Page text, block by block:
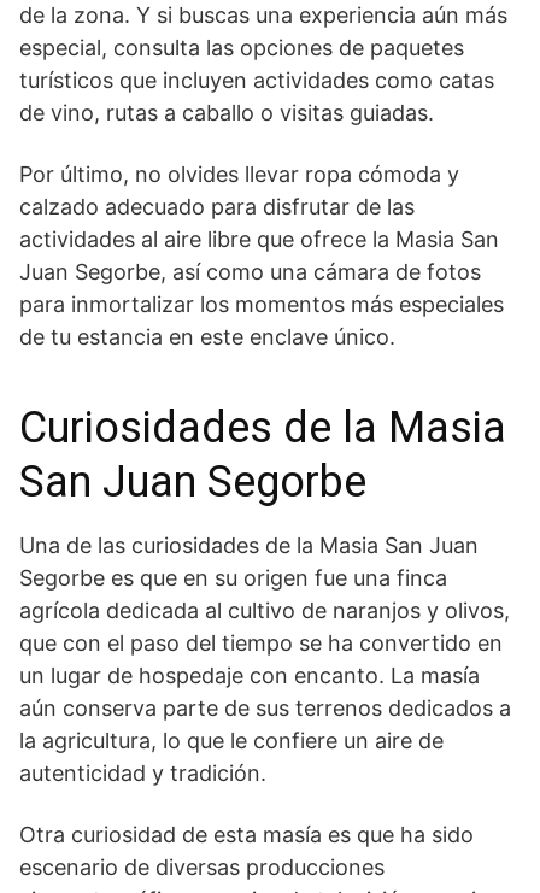
de la zona. Y si buscas una experiencia aún más
especial, consulta las‍ opciones de paquetes
turísticos ⁣que incluyen actividades como catas
de vino, rutas a caballo o visitas guiadas.
Por último, no olvides llevar ropa cómoda y
calzado adecuado para disfrutar de las
actividades al aire libre que ofrece la Masia San
Juan ⁣Segorbe, así como una ‌cámara de fotos
para ‌inmortalizar los momentos más⁣ especiales
de tu estancia en este enclave único.
Curiosidades de la⁤ Masia
San Juan Segorbe
Una de las curiosidades de la Masia San Juan
Segorbe es que⁢ en su origen fue una finca
agrícola dedicada al cultivo⁣ de naranjos y olivos,​
que con el paso del tiempo se ha convertido en
un lugar de hospedaje con encanto. La masía
aún conserva parte de sus terrenos dedicados a
la agricultura, lo que le ‍confiere un​ aire de
autenticidad y tradición.
Otra‌ curiosidad de esta​ masía‌ es que ha sido
escenario ‌de diversas producciones